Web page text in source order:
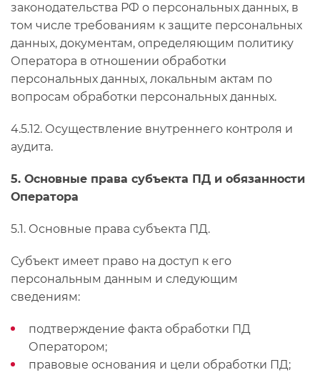
законодательства РФ о персональных данных, в
том числе требованиям к защите персональных
данных, документам, определяющим политику
Оператора в отношении обработки
персональных данных, локальным актам по
вопросам обработки персональных данных.
4.5.12. Осуществление внутреннего контроля и
аудита.
5. Основные права субъекта ПД и обязанности
Оператора
5.1. Основные права субъекта ПД.
Субъект имеет право на доступ к его
персональным данным и следующим
сведениям:
подтверждение факта обработки ПД
Оператором;
правовые основания и цели обработки ПД;